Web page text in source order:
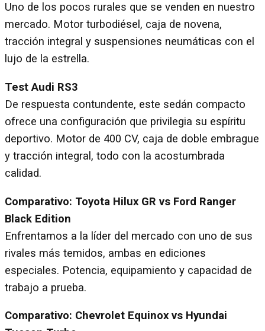
Uno de los pocos rurales que se venden en nuestro
mercado. Motor turbodiésel, caja de novena,
tracción integral y suspensiones neumáticas con el
lujo de la estrella.
Test Audi RS3
De respuesta contundente, este sedán compacto
ofrece una configuración que privilegia su espíritu
deportivo. Motor de 400 CV, caja de doble embrague
y tracción integral, todo con la acostumbrada
calidad.
Comparativo: Toyota Hilux GR vs Ford Ranger
Black Edition
Enfrentamos a la líder del mercado con uno de sus
rivales más temidos, ambas en ediciones
especiales. Potencia, equipamiento y capacidad de
trabajo a prueba.
Comparativo: Chevrolet Equinox vs Hyundai